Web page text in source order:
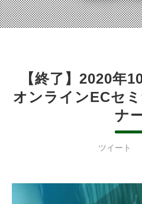
無料セ
EC資料ダウ
会社概
【終了】2020年
オンラインECセ
ナ
ツイート